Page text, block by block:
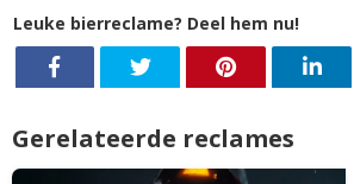
Leuke bierreclame? Deel hem nu!
Gerelateerde reclames